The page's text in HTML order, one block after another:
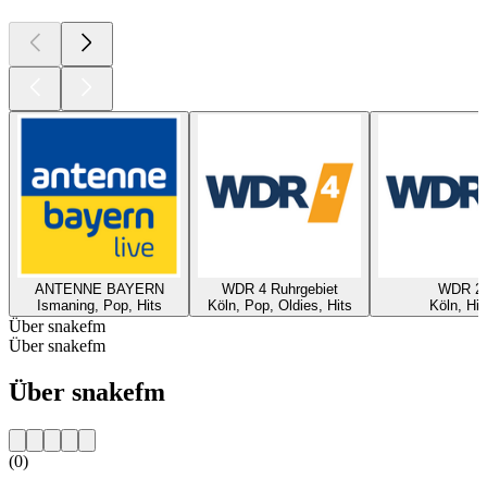
ANTENNE BAYERN
Ismaning, Pop, Hits
WDR 4 Ruhrgebiet
Köln, Pop, Oldies, Hits
WDR 2
Köln,
Über snakefm
Über snakefm
Über snakefm
(0)